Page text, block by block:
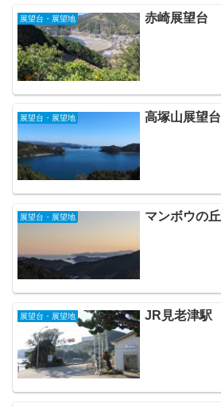
展望台・展望地 赤崎展望台
展望台・展望地 高塚山展望台
展望台・展望地 マンボウの丘
展望台・展望地 JR見老津駅